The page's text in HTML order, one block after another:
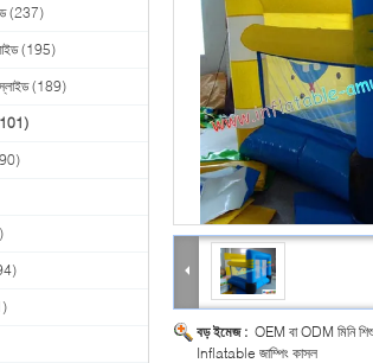
(237)
(195)
(189)
বড় ইমেজ : OEM বা ODM মিনি
Inflatable জাম্পিং কাসল